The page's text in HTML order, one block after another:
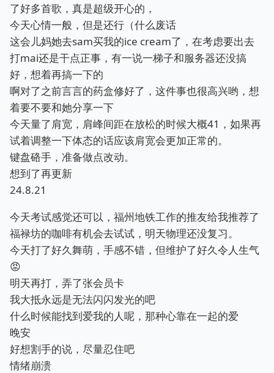
了好多首歌，真是超级开心的，
今天心情一般，但是还行（什么废话
这会儿妈她去sam买我的ice cream了，在考虑要出去
打mai还是干点正事，有一说一梯子和服务器还没搞
好，想着再搞一下的
啊对了之前言言的药盒修好了，这件事也很高兴哟，想
着要不要和她分享一下
今天量了肩宽，肩峰间距在放松的时候大概41，如果再
试着调整一下体态的话应该肩宽会更加正常的。
键盘硌手，准备做点改动。
想到了再更新
24.8.21
今天考试感觉还可以，福州地铁工作的推友给我推荐了
福禄坊的咖啡有机会去试试，明天物理还没复习。
今天打了好久舞萌，手感不错，但维护了好久令人生气
😡
明天再打，弄了张会员卡
我大抵永远是无法闪闪发光的吧
什么时候能找到爱我的人呢，那种心靠在一起的爱
晚安
好想割手的说，尽量忍住吧
情绪崩溃